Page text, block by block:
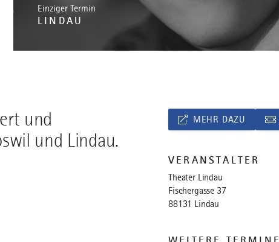
Einziger Termin
LINDAU
und
und Lindau.
MEHR DAZU
VERANSTALTER
Theater Lindau
Fischergasse 37
88131 Lindau